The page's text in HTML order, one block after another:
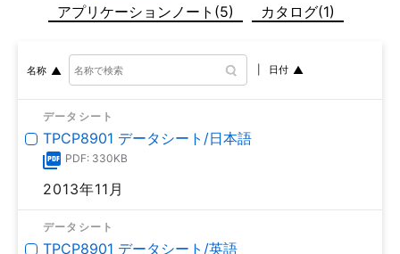
アプリケーションノート(5)
カタログ(1)
名称 日付
データシート
TPCP8901 データシート/日本語
PDF: 330KB
2013年11月
データシート
TPCP8901 データシート/英語